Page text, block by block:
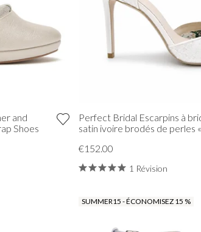
and
Shoes
Perfect Bridal Escarpins à
satin ivoire brodés de perles
€152.00
1 Révision
SUMMER15 - ÉCONOMISEZ 15 %